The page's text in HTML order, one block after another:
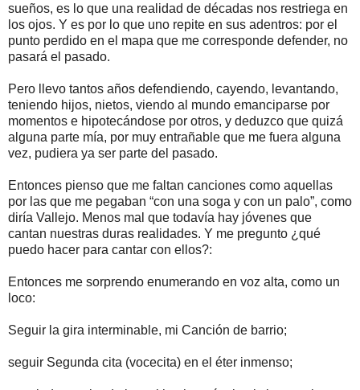
sueños, es lo que una realidad de décadas nos restriega en
los ojos. Y es por lo que uno repite en sus adentros: por el
punto perdido en el mapa que me corresponde defender, no
pasará el pasado.
Pero llevo tantos años defendiendo, cayendo, levantando,
teniendo hijos, nietos, viendo al mundo emanciparse por
momentos e hipotecándose por otros, y deduzco que quizá
alguna parte mía, por muy entrañable que me fuera alguna
vez, pudiera ya ser parte del pasado.
Entonces pienso que me faltan canciones como aquellas
por las que me pegaban “con una soga y con un palo”, como
diría Vallejo. Menos mal que todavía hay jóvenes que
cantan nuestras duras realidades. Y me pregunto ¿qué
puedo hacer para cantar con ellos?:
Entonces me sorprendo enumerando en voz alta, como un
loco:
Seguir la gira interminable, mi Canción de barrio;
seguir Segunda cita (vocecita) en el éter inmenso;